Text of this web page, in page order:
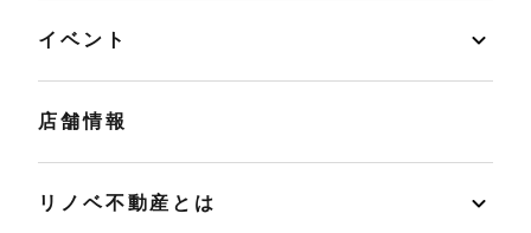
イベント
店舗情報
リノベ不動産とは